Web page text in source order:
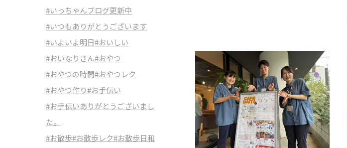
#いっちゃんブログ更新中
#いつもありがとうございます
#いよいよ明日#おいしい
#おいなりさん#おやつ
#おやつの時間#おやつレク
#おやつ作り#お手伝い
#お手伝いありがとうございまし
た。
#お散歩#お散歩レク#お散歩日和